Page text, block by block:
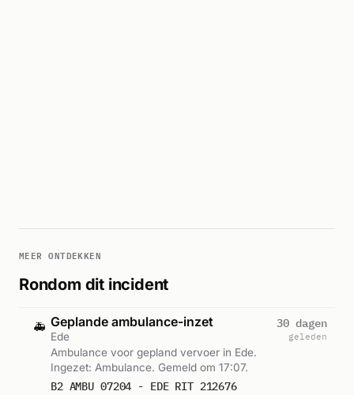
MEER ONTDEKKEN
Rondom dit incident
🚑 Geplande ambulance-inzet
Ede
Ambulance voor gepland vervoer in Ede.
Ingezet: Ambulance. Gemeld om 17:07.
B2 AMBU 07204 - EDE RIT 212676
30 dagen
geleden